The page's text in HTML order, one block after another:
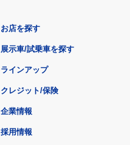
お店を探す
展示車/試乗車を探す
ラインアップ
クレジット/保険
企業情報
採用情報